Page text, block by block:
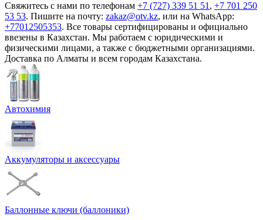
Свяжитесь с нами по телефонам +7 (727) 339 51 51 , +7 701 250
53 53. Пишите на почту: zakaz@otv.kz, или на WhatsApp:
+77012505353. Все товары сертифицированы и официально
ввезены в Казахстан. Мы работаем с юридическими и
физическими лицами, а также с бюджетными организациями.
Доставка по Алматы и всем городам Казахстана.
Автохимия
Аккумуляторы и аксессуары
Баллонные ключи (баллоники)